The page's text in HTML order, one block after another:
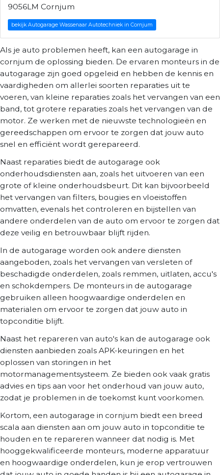
9056LM Cornjum
bekijk Autogarage Wassenaar Autotechniek in Cornjum
Als je auto problemen heeft, kan een autogarage in
cornjum de oplossing bieden. De ervaren monteurs in de
autogarage zijn goed opgeleid en hebben de kennis en
vaardigheden om allerlei soorten reparaties uit te
voeren, van kleine reparaties zoals het vervangen van een
band, tot grotere reparaties zoals het vervangen van de
motor. Ze werken met de nieuwste technologieën en
gereedschappen om ervoor te zorgen dat jouw auto
snel en efficiënt wordt gerepareerd.
Naast reparaties biedt de autogarage ook
onderhoudsdiensten aan, zoals het uitvoeren van een
grote of kleine onderhoudsbeurt. Dit kan bijvoorbeeld
het vervangen van filters, bougies en vloeistoffen
omvatten, evenals het controleren en bijstellen van
andere onderdelen van de auto om ervoor te zorgen dat
deze veilig en betrouwbaar blijft rijden.
In de autogarage worden ook andere diensten
aangeboden, zoals het vervangen van versleten of
beschadigde onderdelen, zoals remmen, uitlaten, accu's
en schokdempers. De monteurs in de autogarage
gebruiken alleen hoogwaardige onderdelen en
materialen om ervoor te zorgen dat jouw auto in
topconditie blijft.
Naast het repareren van auto's kan de autogarage ook
diensten aanbieden zoals APK-keuringen en het
oplossen van storingen in het
motormanagementsysteem. Ze bieden ook vaak gratis
advies en tips aan voor het onderhoud van jouw auto,
zodat je problemen in de toekomst kunt voorkomen.
Kortom, een autogarage in cornjum biedt een breed
scala aan diensten aan om jouw auto in topconditie te
houden en te repareren wanneer dat nodig is. Met
hooggekwalificeerde monteurs, moderne apparatuur
en hoogwaardige onderdelen, kun je erop vertrouwen